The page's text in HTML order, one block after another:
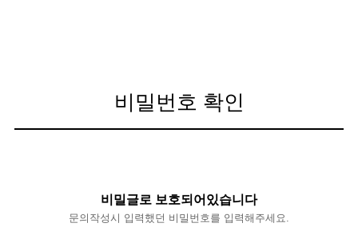
비밀번호 확인
비밀글로 보호되어있습니다
문의작성시 입력했던 비밀번호를 입력해주세요.